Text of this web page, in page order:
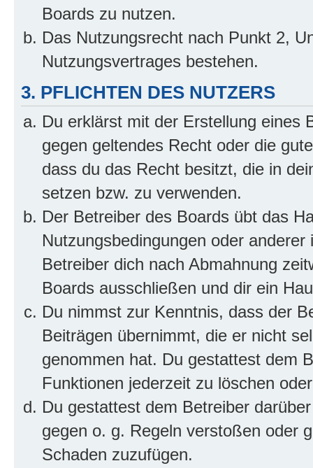
Boards zu nutzen.
Das Nutzungsrecht nach Punkt 2,
Nutzungsvertrages bestehen.
3. PFLICHTEN DES NUTZERS
Du erklärst mit der Erstellung eines
gegen geltendes Recht oder die
dass du das Recht besitzt, die in
setzen bzw. zu verwenden.
Der Betreiber des Boards übt das
Nutzungsbedingungen oder
Betreiber dich nach Abmahnung
Boards ausschließen und dir ein
Du nimmst zur Kenntnis, dass der
Beiträgen übernimmt, die er nicht
genommen hat. Du gestattest dem
Funktionen jederzeit zu löschen
Du gestattest dem Betreiber
gegen o. g. Regeln verstoßen oder
Schaden zuzufügen.